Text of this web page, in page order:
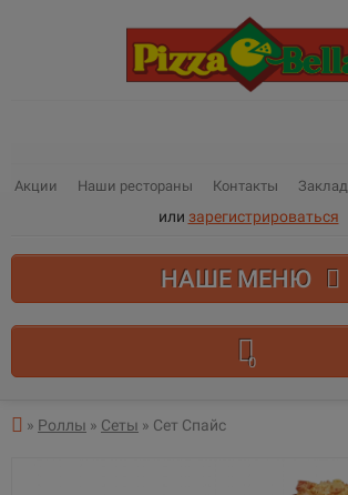
Акции Наши рестораны Контакты
или зарегистрироваться
НАШЕ МЕНЮ
0
» Роллы » Сеты » Сет Спайс